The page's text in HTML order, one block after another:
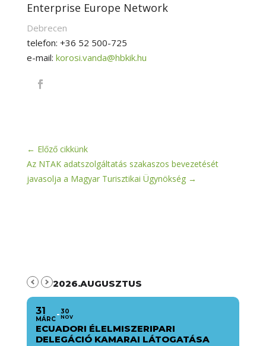
Enterprise Europe Network
Debrecen
telefon: +36 52 500-725
e-mail: korosi.vanda@hbkik.hu
← Előző cikkünk
Az NTAK adatszolgáltatás szakaszos bevezetését
javasolja a Magyar Turisztikai Ügynökség→
2026.AUGUSZTUS
31
MÁRC
30
NOV
ECUADORI ÉLELMISZERIPARI
DELEGÁCIÓ KAMARAI LÁTOGATÁSA